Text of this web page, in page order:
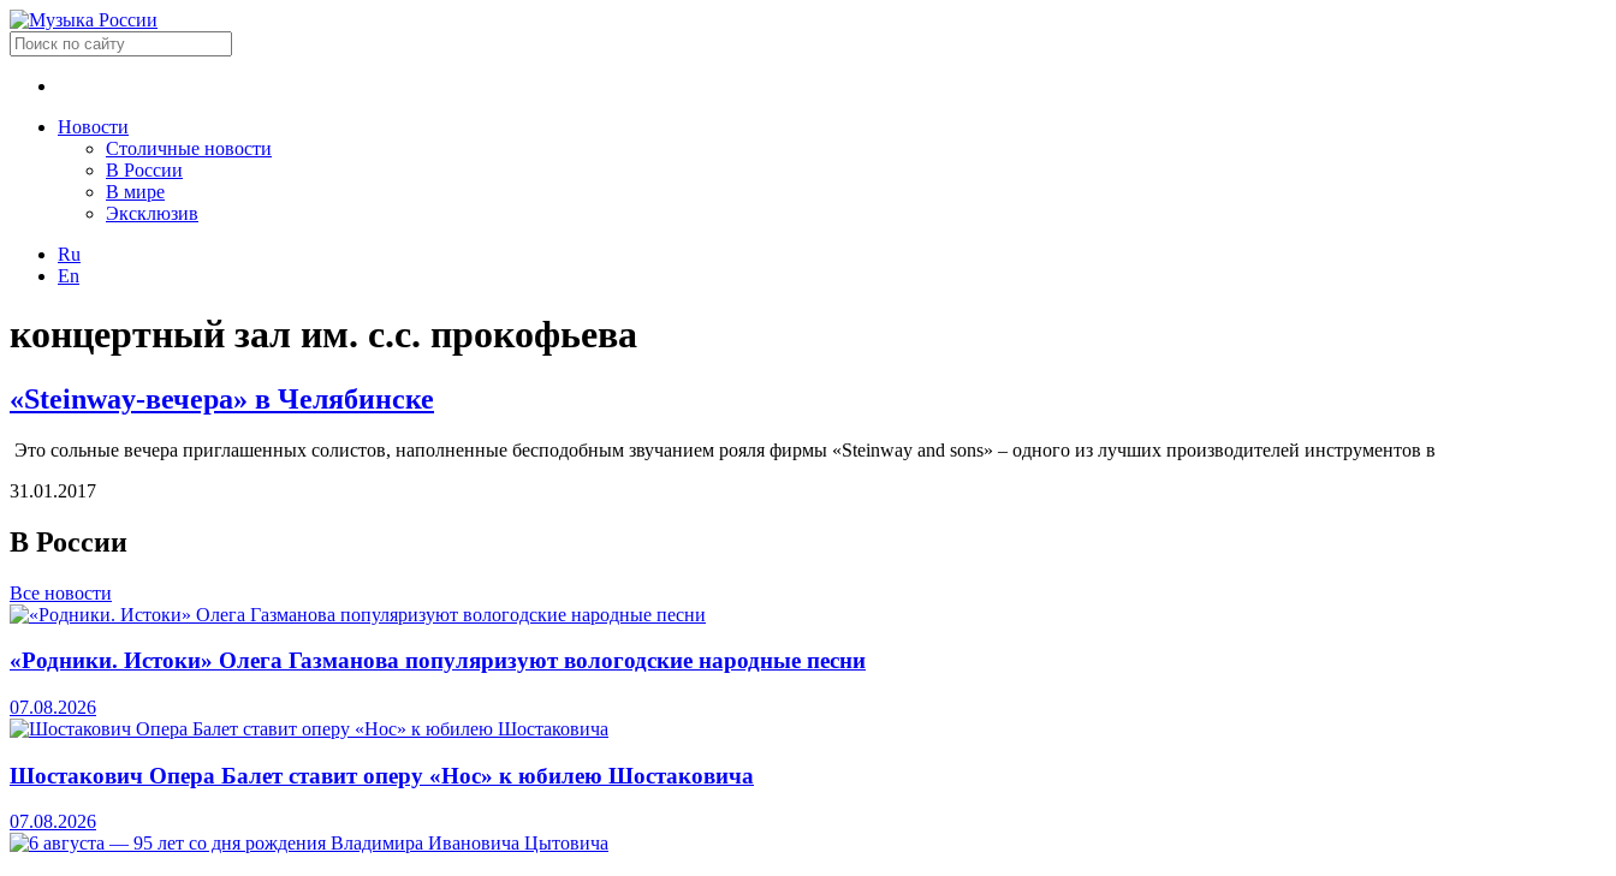
Новости
Столичные новости
В России
В мире
Эксклюзив
Ru
En
концертный зал им. с.с. прокофьева
«Steinway-вечера» в Челябинске
Это сольные вечера приглашенных солистов, наполненные бесподобным звучанием рояля фирмы «Steinway and sons» – одного из лучших производителей инструментов в
31.01.2017
В России
Все новости
«Родники. Истоки» Олега Газманова популяризуют вологодские народные песни
07.08.2026
Шостакович Опера Балет ставит оперу «Нос» к юбилею Шостаковича
07.08.2026